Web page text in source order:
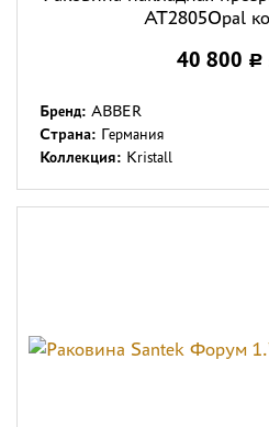
AT2805Opal
40 800 Р
Бренд: ABBER
Страна: Германия
Коллекция: Kristall